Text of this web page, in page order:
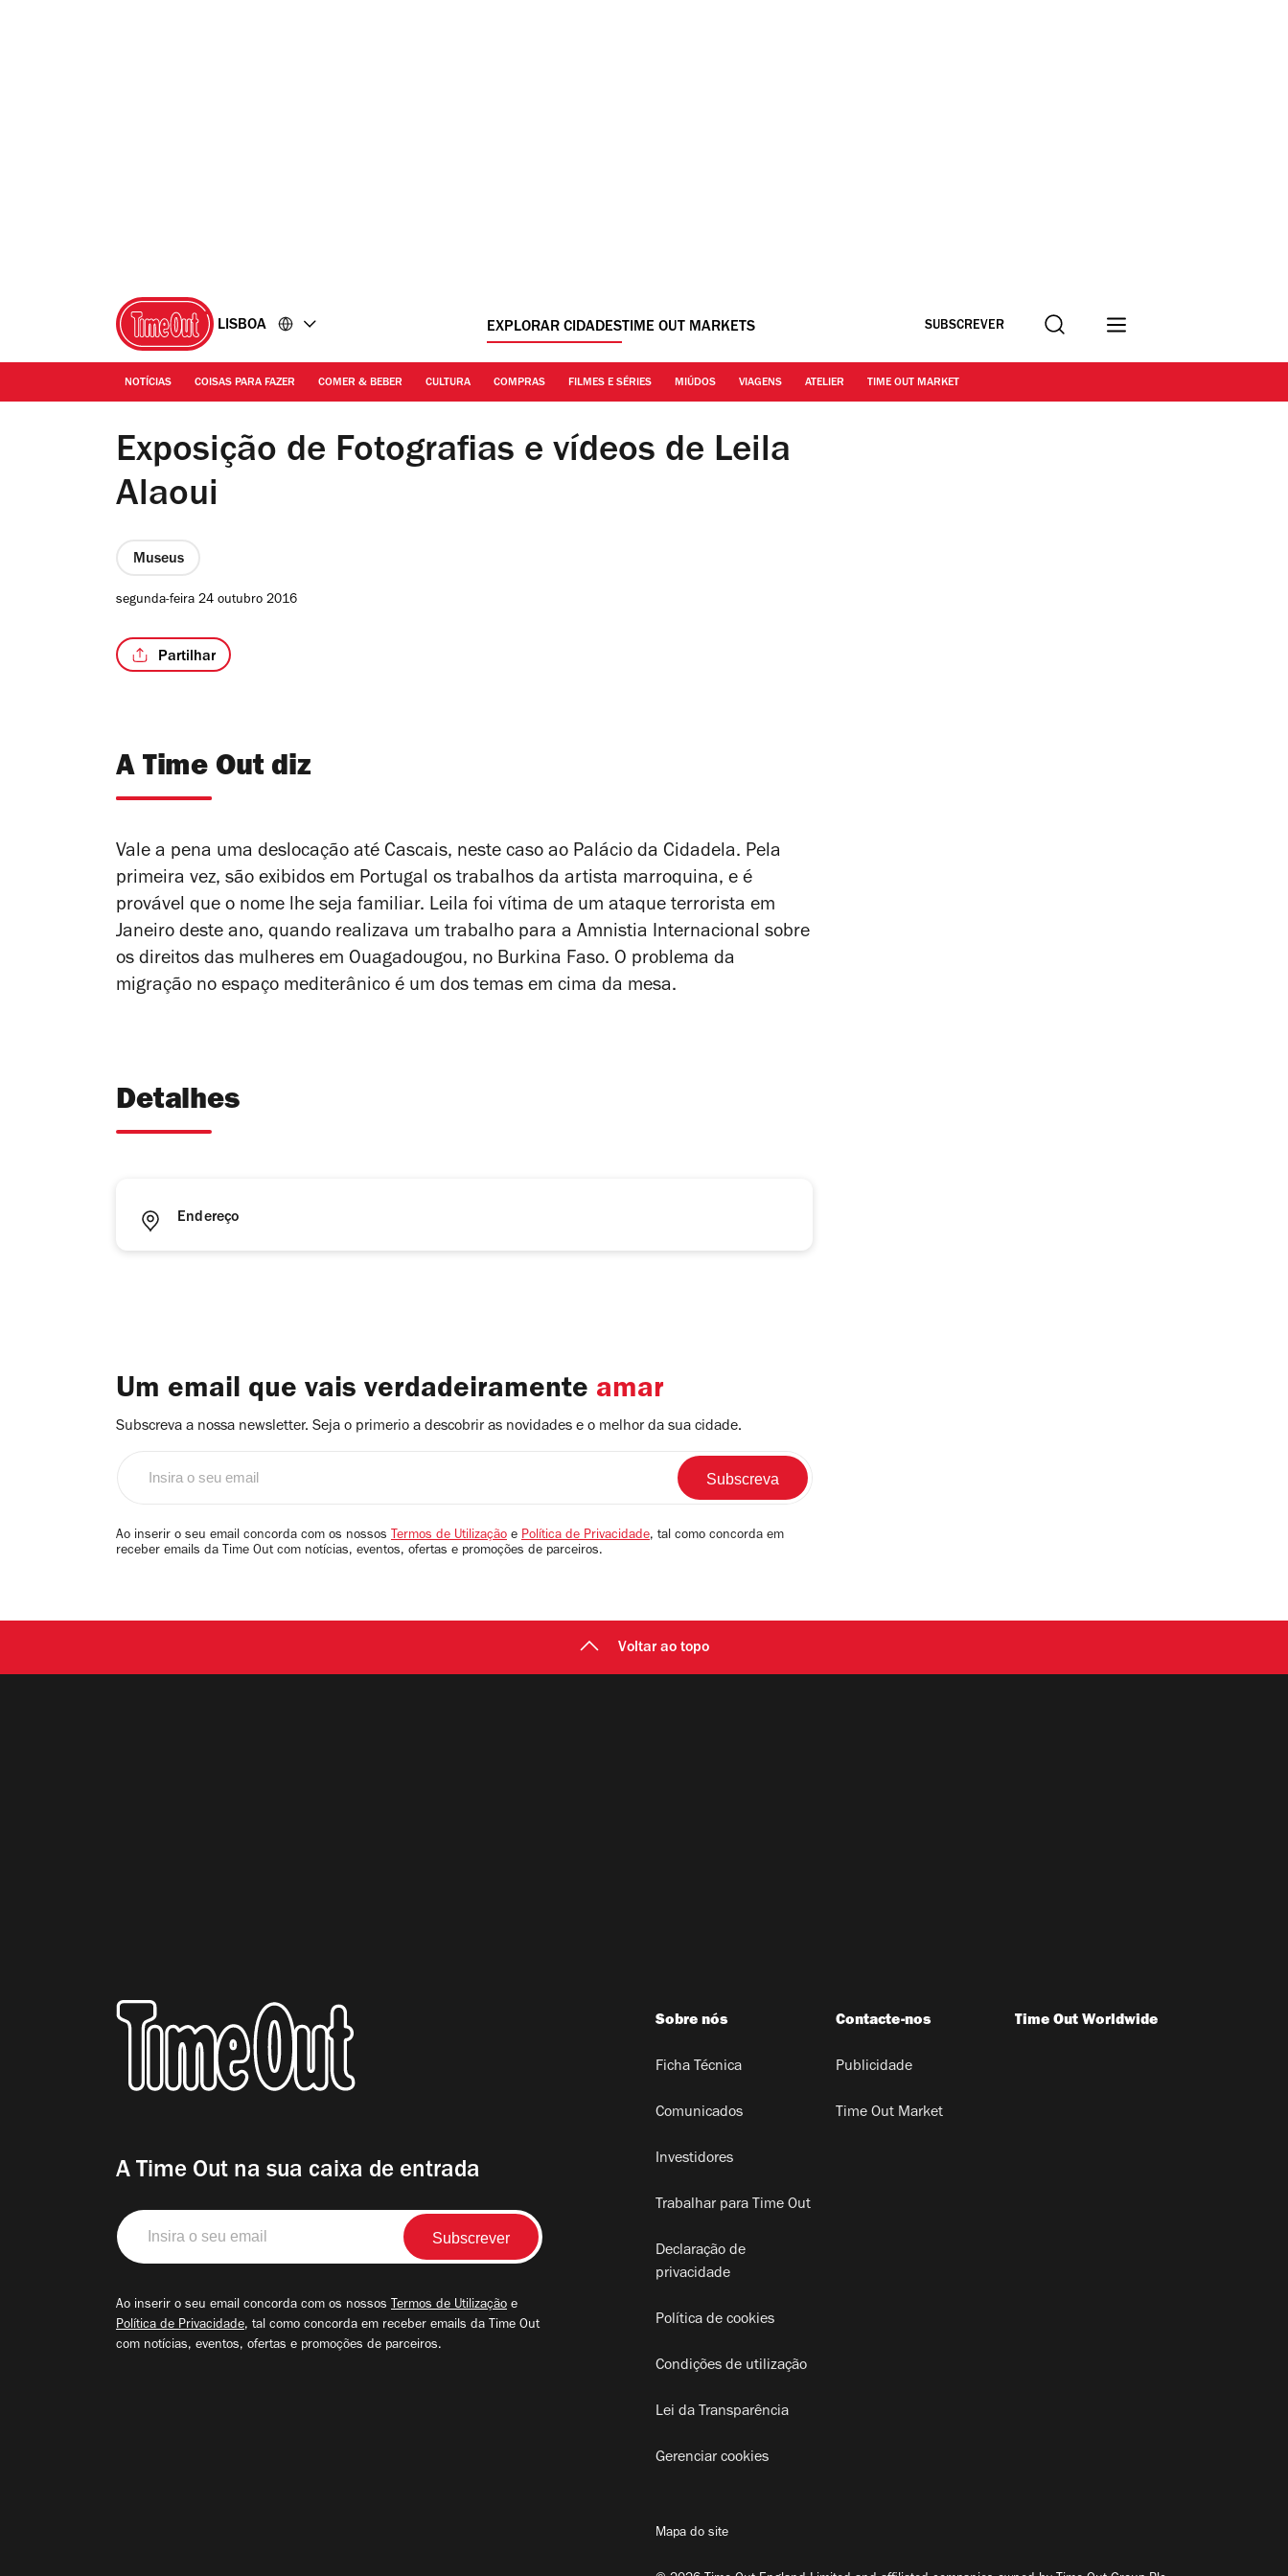
LISBOA EXPLORAR CIDADESTIME OUT MARKETS SUBSCREVER Procurar
NOTÍCIAS COISAS PARA FAZER COMER & BEBER CULTURA COMPRAS FILMES E SÉRIES MIÚDOS VIAGENS ATELIER TIME OUT MARKET
Exposição de Fotografias e vídeos de Leila
Alaoui
Museus
segunda-feira 24 outubro 2016
Partilhar
A Time Out diz
Vale a pena uma deslocação até Cascais, neste caso ao Palácio da Cidadela. Pela
primeira vez, são exibidos em Portugal os trabalhos da artista marroquina, e é
provável que o nome lhe seja familiar. Leila foi vítima de um ataque terrorista em
Janeiro deste ano, quando realizava um trabalho para a Amnistia Internacional sobre
os direitos das mulheres em Ouagadougou, no Burkina Faso. O problema da
migração no espaço mediterânico é um dos temas em cima da mesa.
Detalhes
Endereço
Um email que vais verdadeiramente amar
Subscreva a nossa newsletter. Seja o primerio a descobrir as novidades e o melhor da sua cidade.
email
Ao inserir o seu email concorda com os nossos Termos de Utilização e Política de Privacidade, tal como concorda em
receber emails da Time Out com notícias, eventos, ofertas e promoções de parceiros.
Voltar ao topo
A Time Out na sua caixa de entrada
Insira
o
seu
Ao inserir o seu email concorda com os nossos Termos de Utilização e
Política de Privacidade, tal como concorda em receber emails da Time Out
com notícias, eventos, ofertas e promoções de parceiros.
Sobre nós
Ficha Técnica
Comunicados
Investidores
Trabalhar para Time Out
Declaração de
privacidade
Política de cookies
Condições de utilização
Lei da Transparência
Gerenciar cookies
Contacte-nos
Publicidade
Time Out Market
Time Out Worldwide
Mapa do site